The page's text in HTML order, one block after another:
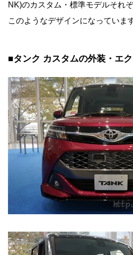
NK)のカスタム・標準モデルそれ
このようなデザインになっています
■タンク カスタムの外装・エ